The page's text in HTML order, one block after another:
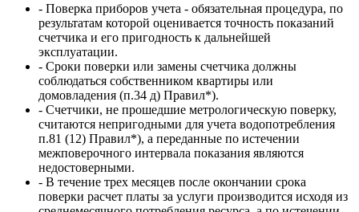
- Поверка приборов учета - обязательная процедура, по
результатам которой оценивается точность показаний
счетчика и его пригодность к дальнейшей
эксплуатации.
- Сроки поверки или замены счетчика должны
соблюдаться собственником квартиры или
домовладения (п.34 д) Правил*).
- Счетчики, не прошедшие метрологическую поверку,
считаются непригодными для учета водопотребления
п.81 (12) Правил*), а переданные по истечении
межповерочного интервала показания являются
недостоверными.
- В течение трех месяцев после окончании срока
поверки расчет платы за услуги производится исходя из